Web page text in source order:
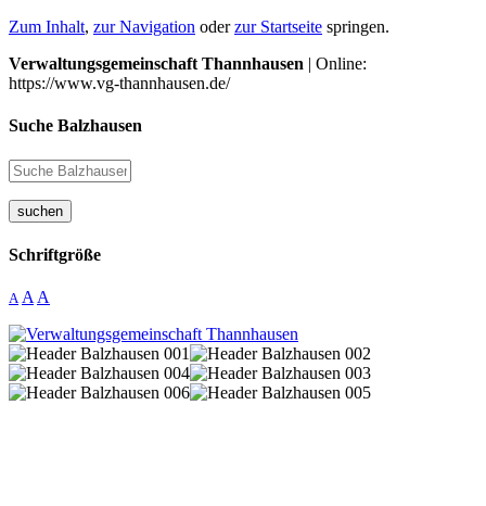
Zum Inhalt, zur Navigation oderzur Startseite springen.
Verwaltungsgemeinschaft Thannhausen | Online:
https://www.vg-thannhausen.de/
Suche Balzhausen
suchen
Schriftgröße
A A A